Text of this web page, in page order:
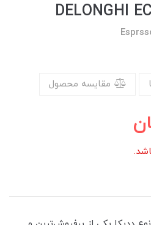
مقایسه محصول